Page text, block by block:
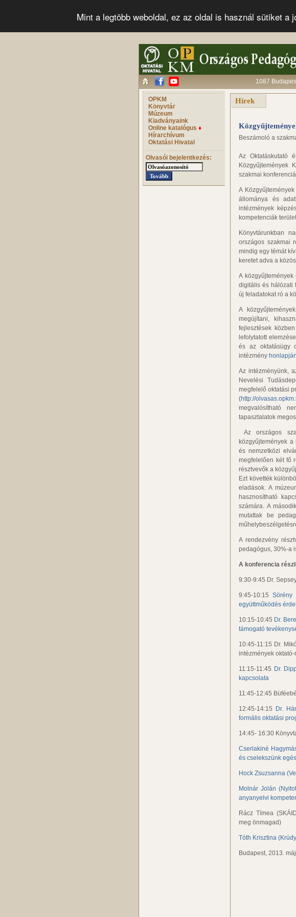
Mint a legtöbb weboldal, ez az oldal is használ sütiket a
1087
OPKM
Könyvtár
Múzeum
Kiadványaink
Online katalógus ♦
Hírarchívum
Oktatási Hivatal
Olvasói bejelentkezés:
Hírek
Beszámoló a
Az Oktatáskutató
Közgyűjtemények
szakmai
A
állománya és
intézmények
kompetenciák
Könyvtárunkban
országos szakmai
mindig egy témát
keretet adva a
A
digitális és hálózati
új feladatokat ró a
A
megújítani,
fejlesztések
lefolytatott
és az oktatásügy
intézmény honlapján
Az intézményünk,
Nevelési
megfelelő oktatási
(http://
megvalósítható
tapasztalatok
Az országos
közgyűjtemények
és nemzetközi
megfelelően két fő
résztvevők a
Ezt követték
eladások. A
hasznosítható
számára. A
mutattak be
A rendezvény
pedagógus, 30%-a
A konferencia
9:30-9:45 Dr.
9:45-10:15 Sörény
együttműködés
10:15-10:45 Dr.
támogató
10:45-11:15 Dr.
intézmények
11:15-11:45 Dr.
kapcsolata
11:45-12:45
12:45-14:15
Dr.
formális oktatási
14:45- 16:30
Cserlakiné
és cselekszünk
Hock Zsuzsanna
Molnár Jolán
anyanyelvi
Rácz Tímea
meg önmagad)
Tóth Krisztina
Budapest, 2013.